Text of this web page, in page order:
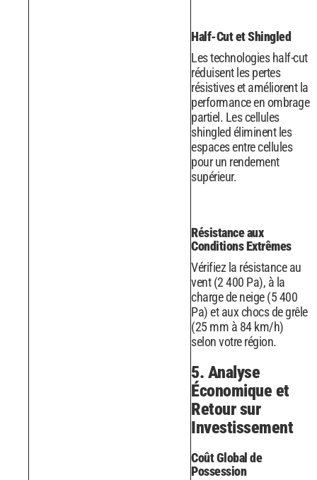
Half-Cut et Shingled
Les technologies half-cut
réduisent les pertes
résistives et améliorent la
performance en ombrage
partiel. Les cellules
shingled éliminent les
espaces entre cellules
pour un rendement
supérieur.
Résistance aux
Conditions Extrêmes
Vérifiez la résistance au
vent (2 400 Pa), à la
charge de neige (5 400
Pa) et aux chocs de grêle
(25 mm à 84 km/h)
selon votre région.
5. Analyse
Économique et
Retour sur
Investissement
Coût Global de
Possession